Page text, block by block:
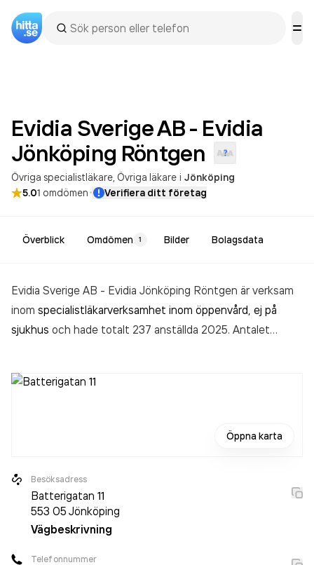
Evidia Sverige AB - Evidia
Jönköping Röntgen
Övriga specialistläkare Övriga läkare i Jönköping
5.01 omdömen· Verifiera ditt företag
Överblick Omdömen 1 Bilder Bolagsdata
Evidia Sverige AB - Evidia Jönköping Röntgen är verksam
inom specialistläkarverksamhet inom öppenvård, ej på
sjukhus och hade totalt 237 anställda 2025. Antalet
aktiebolag som varit aktivt sedan 1972. Evidia Sverige AB -
Öppna karta
Besöksadress
Batterigatan 11
553 05 Jönköping
Vägbeskrivning
Telefonnummer